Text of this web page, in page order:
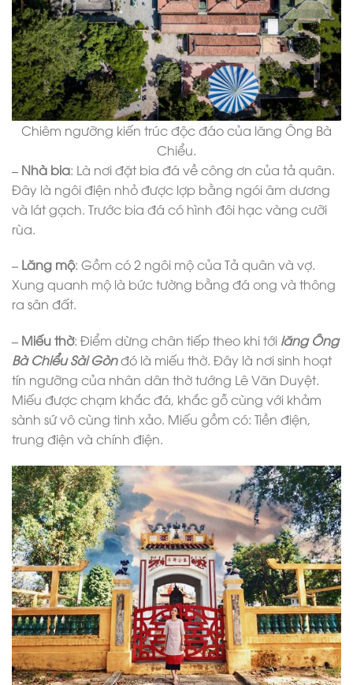
Chiêm ngưỡng kiến trúc độc đáo của lăng Ông Bà
Chiểu.
– Nhà bia: Là nơi đặt bia đá về công ơn của tả quân.
Đây là ngôi điện nhỏ được lợp bằng ngói âm dương
và lát gạch. Trước bia đá có hình đôi hạc vàng cưỡi
rùa.
– Lăng mộ: Gồm có 2 ngôi mộ của Tả quân và vợ.
Xung quanh mộ là bức tường bằng đá ong và thông
ra sân đất.
– Miếu thờ: Điểm dừng chân tiếp theo khi tới lăng Ông
Bà Chiểu Sài Gònđó là miếu thờ. Đây là nơi sinh hoạt
tín ngưỡng của nhân dân thờ tướng Lê Văn Duyệt.
Miếu được chạm khắc đá, khắc gỗ cùng với khảm
sành sứ vô cùng tinh xảo. Miếu gồm có: Tiền điện,
trung điện và chính điện.